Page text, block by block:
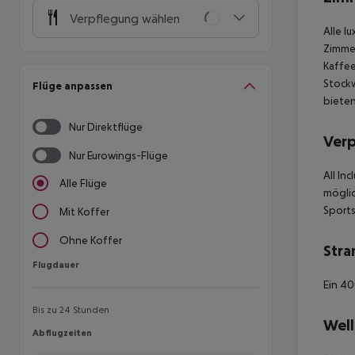
Verpflegung wählen
Flüge anpassen
Nur Direktflüge
Nur Eurowings-Flüge
Alle Flüge
Mit Koffer
Ohne Koffer
Flugdauer
Flugdauer
Bis zu 24 Stunden
Abflugzeiten
Abflugzeiten
Alle
All
Ein